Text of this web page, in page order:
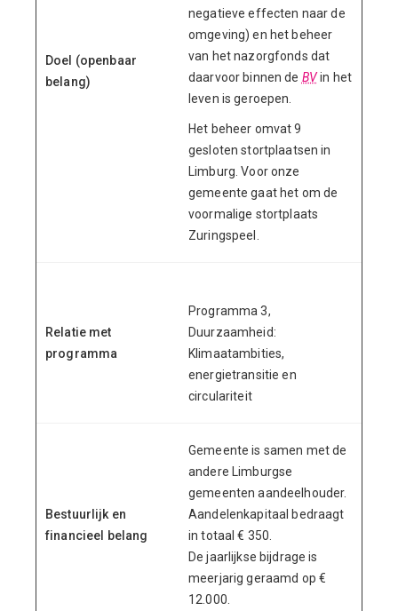
Doel (openbaar
belang)
negatieve effecten naar de
omgeving) en het beheer
van het nazorgfonds dat
daarvoor binnen de BVin het
leven is geroepen.
Het beheer omvat 9
gesloten stortplaatsen in
Limburg. Voor onze
gemeente gaat het om de
voormalige stortplaats
Zuringspeel.
Relatie met
programma
Programma 3,
Duurzaamheid:
Klimaatambities,
energietransitie en
circulariteit
Bestuurlijk en
financieel belang
Gemeente is samen met de
andere Limburgse
gemeenten aandeelhouder.
Aandelenkapitaal bedraagt
in totaal € 350.
De jaarlijkse bijdrage is
meerjarig geraamd op €
12.000.